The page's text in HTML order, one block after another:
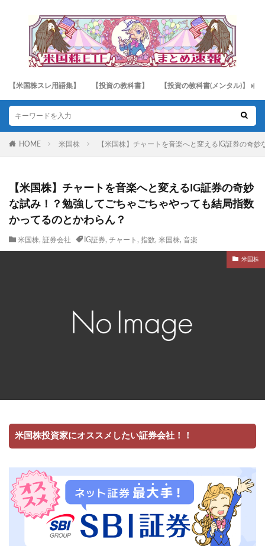
【米国株スレ用語集】 【投資の教科書】 【投資の教科書(メンタル)】
HOME 米国株 【米国株】チャートを音楽へと変えるIG証券の奇
【米国株】チャートを音楽へと変えるIG証券の奇妙
な試み！？勉強してごちゃごちゃやっても結局指数
かってるのとかわらん？
米国株, 証券会社 IG証券, チャート , 指数, 米国株, 音楽
米国株
米国株投資家にオススメしたい証券会社！！